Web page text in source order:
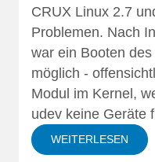
CRUX Linux 2.7
Problemen. Nach
war ein Booten
möglich -
Modul im Kernel,
udev keine Geräte
WEITERLESEN